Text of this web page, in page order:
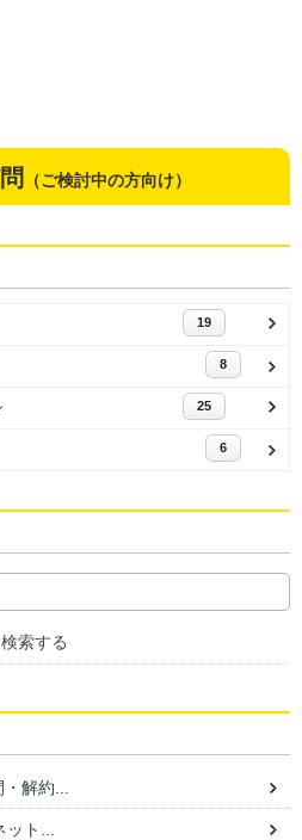
（ご検討中の方向け）
19
8
25
6
検索する
解約...
ト...